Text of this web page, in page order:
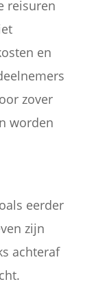
reisuren
en
zover
worden
eerder
zijn
achteraf